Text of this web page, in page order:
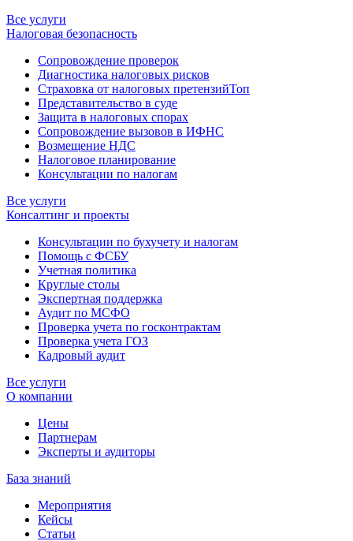
Все услуги
Налоговая безопасность
Сопровождение проверок
Диагностика налоговых рисков
Страховка от налоговых претензийТоп
Представительство в суде
Защита в налоговых спорах
Сопровождение вызовов в ИФНС
Возмещение НДС
Налоговое планирование
Консультации по налогам
Все услуги
Консалтинг и проекты
Консультации по бухучету и налогам
Помощь с ФСБУ
Учетная политика
Круглые столы
Экспертная поддержка
Аудит по МСФО
Проверка учета по госконтрактам
Проверка учета ГОЗ
Кадровый аудит
Все услуги
О компании
Цены
Партнерам
Эксперты и аудиторы
База знаний
Мероприятия
Кейсы
Статьи